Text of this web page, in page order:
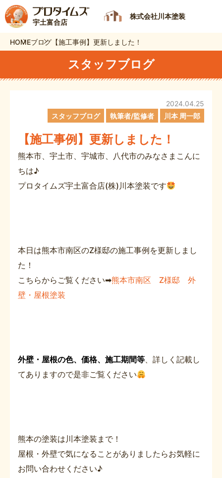
宇土富合店
株式会社川本塗装
HOMEブログ 【施工事例】更新しました！
スタッフブログ
【施工事例】更新しました！
2024.04.25
スタッフブログ
執筆者/監修者 川本 周一郎
熊本市、宇土市、宇城市、八代市のみなさまこんに
ちは♪
プロタイムズ宇土富合店(株)川本塗装です
本日は熊本市南区のZ様邸の施工事例を更新しまし
た！
こちらからご覧ください➡熊本市南区 Z様邸 外
壁・屋根塗装
外壁・屋根の色、価格、施工期間等、詳しく記載し
てありますので是非ご覧ください
熊本の塗装は川本塗装まで！
屋根・外壁で気になることがありましたらお気軽に
お問い合わせください♪